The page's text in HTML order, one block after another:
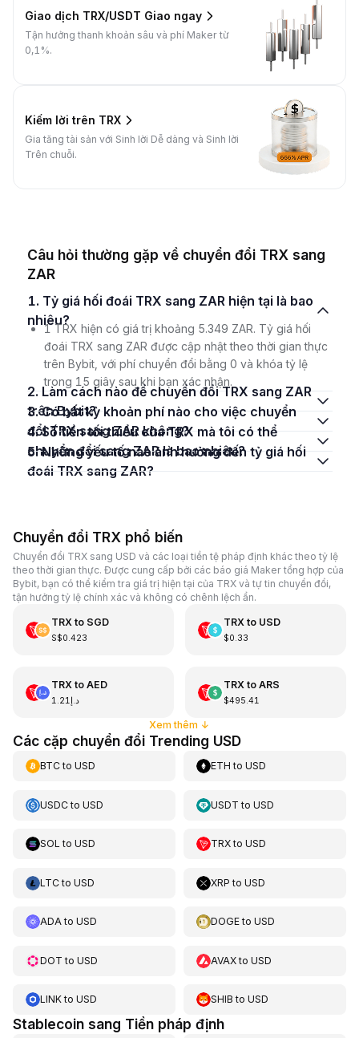
Giao dịch TRX/USDT Giao ngay
Tận hưởng thanh khoản sâu và phí Maker từ
0,1%.
Kiếm lời trên TRX
Gia tăng tài sản với Sinh lời Dễ dàng và Sinh lời
Trên chuỗi.
Câu hỏi thường gặp về chuyển đổi TRX sang
ZAR
1. Tỷ giá hối đoái TRX sang ZAR hiện tại là bao
nhiêu?
1 TRX hiện có giá trị khoảng 5.349 ZAR. Tỷ giá hối
đoái TRX sang ZAR được cập nhật theo thời gian thực
trên Bybit, với phí chuyển đổi bằng 0 và khóa tỷ lệ
trong 15 giây sau khi bạn xác nhận.
2. Làm cách nào để chuyển đổi TRX sang ZAR
trên Bybit?
3. Có bất kỳ khoản phí nào cho việc chuyển
đổi TRX sang ZAR không?
4. Số tiền tối thiểu của TRX mà tôi có thể
chuyển đổi sang ZAR là bao nhiêu?
5. Những yếu tố nào ảnh hưởng đến tỷ giá hối
đoái TRX sang ZAR?
Chuyển đổi TRX phổ biến
Chuyển đổi TRX sang USD và các loại tiền tệ pháp định khác theo tỷ lệ
theo thời gian thực. Được cung cấp bởi các báo giá Maker tổng hợp của
Bybit, bạn có thể kiểm tra giá trị hiện tại của TRX và tự tin chuyển đổi,
tận hưởng tỷ lệ chính xác và không có chênh lệch ẩn.
TRXto SGD
S$0.423
TRXto USD
$0.33
TRXto AED
د.إ1.21
TRXto ARS
$495.41
Xem thêm ↓
Các cặp chuyển đổi Trending USD
BTCto USD ETH toUSD
USDCto USD USDT toUSD
SOL to USD TRXtoUSD
LTCto USD XRP toUSD
ADAto USD DOGEtoUSD
DOT to USD AVAXtoUSD
LINKto USD SHIB toUSD
Stablecoin sang Tiền pháp định